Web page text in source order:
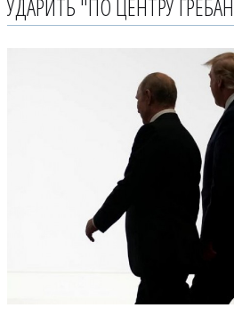
УДАРИТЬ "ПО ЦЕНТРУ